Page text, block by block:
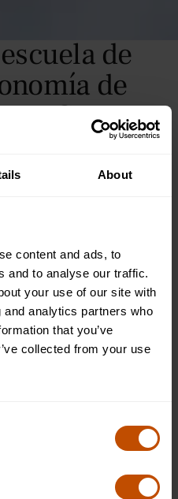
About
content and ads, to
and to analyse our traffic.
your use of our site with
analytics partners who
that you’ve
collected from your use
de
de
Courses
fomentamos la
por las complejidades
niños de 13 a 24 años,
dentro de una
tanto en Oxford como
dos semanas y ofrece
Aplica ahora
en un viaje de escuela de
Summer Courses.
las sociedades utilizan